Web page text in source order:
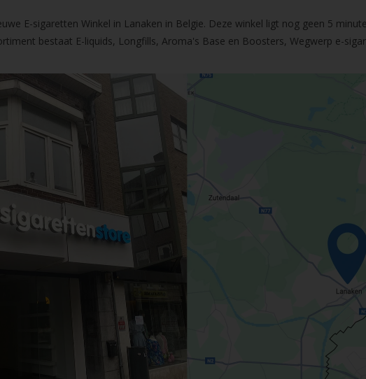
E-sigaretten Winkel in Lanaken in Belgie. Deze winkel ligt nog geen 5
bestaat E-liquids, Longfills, Aroma's Base en Boosters, Wegwerp e-